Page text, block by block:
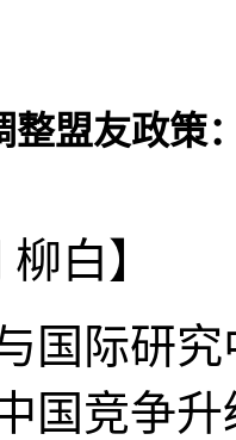
整盟友政策
白】
国际研
国竞争